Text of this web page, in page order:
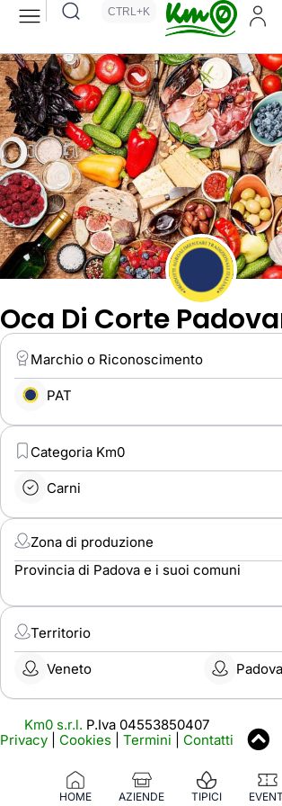
CTRL+K
HOME AZIENDE TIPICI
Oca Di Corte
Marchio o Riconoscimento
PAT
Categoria Km0
Carni
Zona di produzione
Provincia di Padova e i suoi comuni
Territorio
Veneto Padova
Km0 s.r.l. P.Iva 04553850407
Privacy
Cookies Termini Contatti